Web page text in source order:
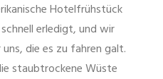
Hotelfrühstück
erledigt, und wir
die es zu fahren galt.
staubtrockene Wüste